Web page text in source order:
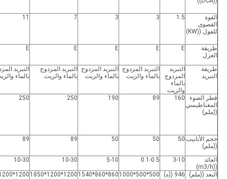
القوة
القصوى
للفول ((KW)
1.5
3
3
7
11
طريقة
العزل
E
E
E
E
E
طريقة
التبريد
التبريد
المزدوج
بالماء
والزيت
التبريد المزدوج
بالماء والزيت
التبريد المزدوج
بالماء والزيت
التبريد المزدوج
بالماء والزيت
التبريد
بالماء
قطر الضوء
المغناطيسي
((ملم)
160
89
190
250
250
حجم الأنابيب
((ملم)
50
50
50
89
89
العائد
((m3/h)
3-10
0.1-0.5
5-10
10-30
10-30
البعد ((ملم) 946 ((ه) 500*500*1000
860*860*1540
1200*1200*1850
1200*1200*1850